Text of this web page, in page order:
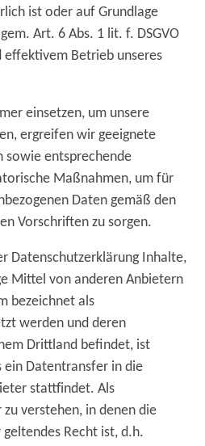
ist oder auf Grundlage
Art. 6 Abs. 1 lit. f. DSGVO
Betrieb unseres
einsetzen, um unsere
ergreifen wir geeignete
sowie entsprechende
Maßnahmen, um für
Daten gemäß den
Vorschriften zu sorgen.
Datenschutzerklärung Inhalte,
Mittel von anderen Anbietern
bezeichnet als
werden und deren
Drittland befindet, ist
ein Datentransfer in die
stattfindet. Als
verstehen, in denen die
Recht ist, d.h.